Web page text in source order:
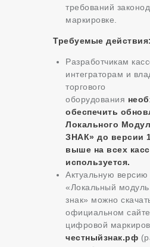
требований
маркировке.
Требуемые действия:
Разработчикам
интеграторам и
торгового
оборудования
обеспечить
Локального
ЗНАК» до версии
выше на всех
используется.
Актуальную
«Локальный
знак» можно
официальном
цифровой
честныйзнак.рф